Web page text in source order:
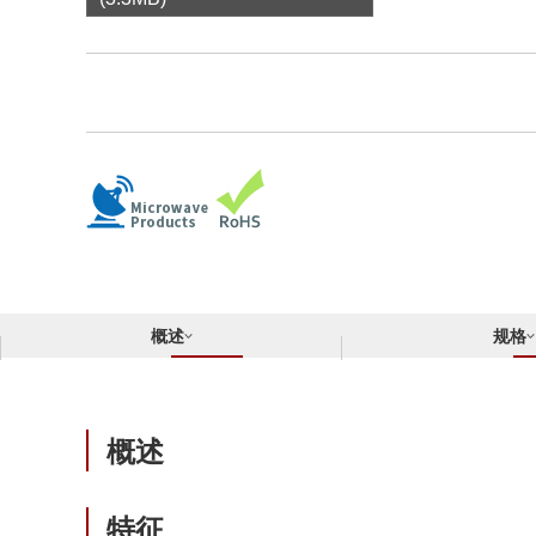
寻找交叉参考产品
了解⽇清纺微电⼦株式会社
概述 规格
概述
特征